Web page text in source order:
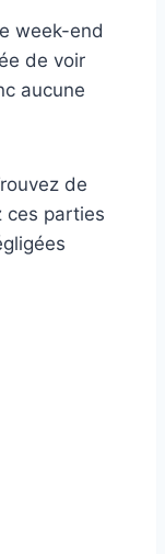
week-end
de voir
aucune
de
ces parties